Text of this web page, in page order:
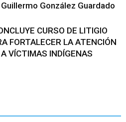
González Guardado
CURSO DE LITIGIO
FORTALECER LA ATENCIÓN
VÍCTIMAS INDÍGENAS